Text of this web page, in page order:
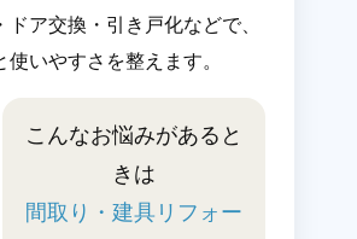
ドア交換・引き戸化などで、
使いやすさを整えます。
こんなお悩みがあると
きは
間取り・建具リフォー